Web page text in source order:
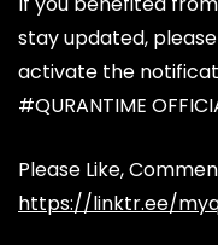
stay updated,
activate the
#QURANTIME
Please Like,
https://linktr.ee/